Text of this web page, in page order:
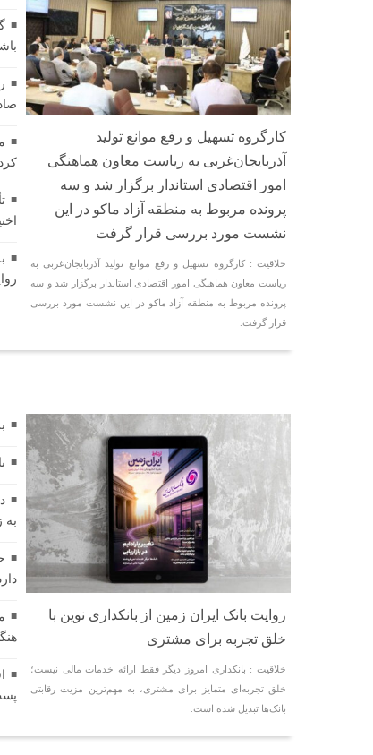
کارگروه تسهیل و رفع موانع تولید
آذربایجان‌غربی به ریاست معاون هماهنگی
امور اقتصادی استاندار برگزار شد و سه
پرونده مربوط به منطقه آزاد ماکو در این
نشست مورد بررسی قرار گرفت
خلاقیت : کارگروه تسهیل و رفع موانع تولید آذربایجان‌غربی به
ریاست معاون هماهنگی امور اقتصادی استاندار برگزار شد و سه
پرونده مربوط به منطقه آزاد ماکو در این نشست مورد بررسی
قرار گرفت.
روایت بانک ایران زمین از بانکداری نوین با
خلق تجربه برای مشتری
خلاقیت : بانکداری امروز دیگر فقط ارائه خدمات مالی نیست؛
خلق تجربه‌ای متمایز برای مشتری، به مهم‌ترین مزیت رقابتی
بانک‌ها تبدیل شده است.
به